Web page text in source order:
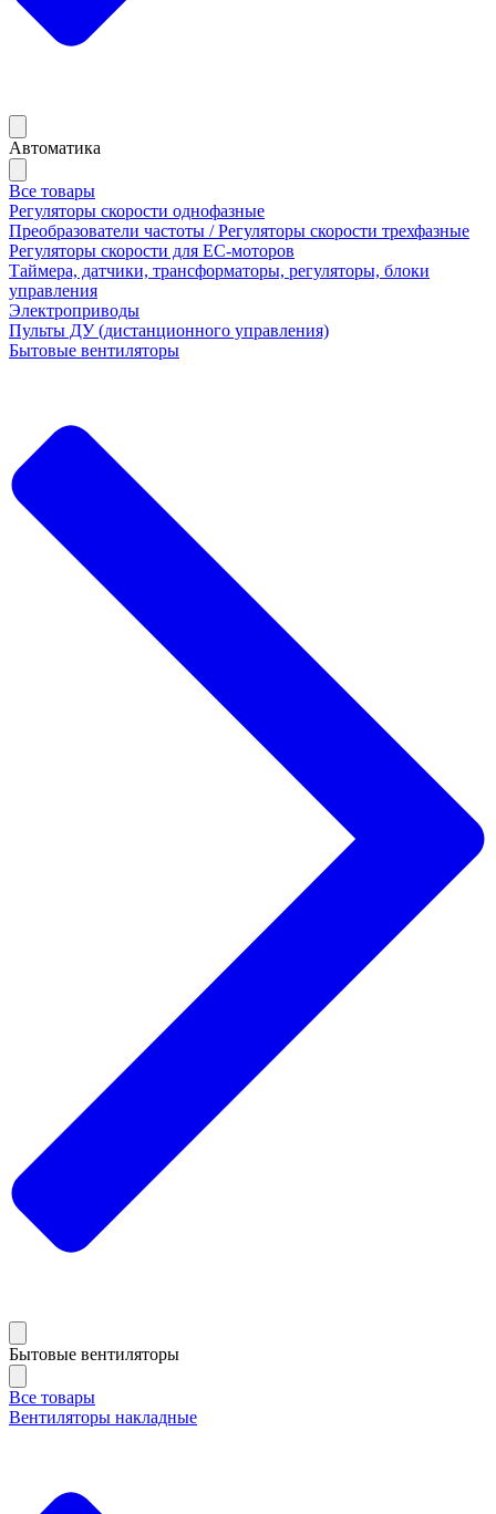
Автоматика
Все товары
Регуляторы скорости однофазные
Преобразователи частоты / Регуляторы скорости трехфазные
Регуляторы скорости для ЕС-моторов
Таймера, датчики, трансформаторы, регуляторы, блоки
управления
Электроприводы
Пульты ДУ (дистанционного управления)
Бытовые вентиляторы
Бытовые вентиляторы
Все товары
Вентиляторы накладные